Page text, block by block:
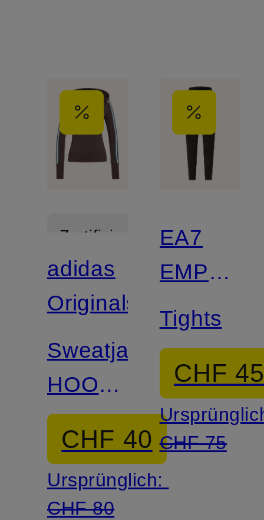
Zertifiziert
adidas
Originals
Sweatjacke
HOODED
TREFOIL
ZIPPER
CHF 40
Ursprünglich:
CHF 80
EA7
ARMANI
Tights
CHF
CHF 75